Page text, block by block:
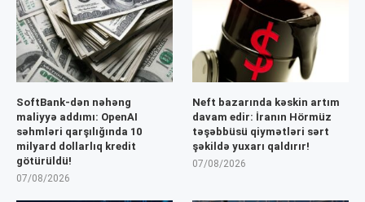
SoftBank-dən nəhəng
maliyyə addımı: OpenAI
səhmləri qarşılığında 10
milyard dollarlıq kredit
götürüldü!
07/08/2026
Neft bazarında kəskin artım
davam edir: İranın Hörmüz
təşəbbüsü qiymətləri sərt
şəkildə yuxarı qaldırır!
07/08/2026